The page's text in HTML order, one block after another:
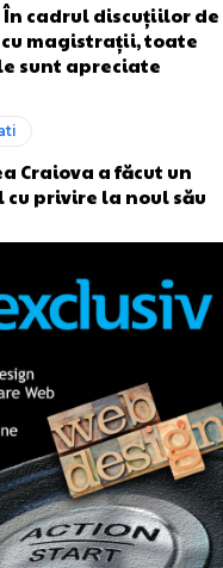
În cadrul discuțiilor de
magistrații, toate
sunt apreciate
Craiova a făcut un
privire la noul său